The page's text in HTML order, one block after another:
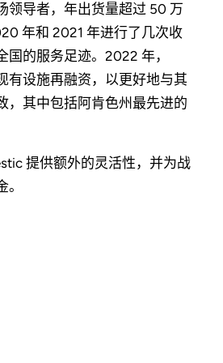
领导者，年出货量超过 50 万
年和 2021 年进行了几次收
国的服务足迹。2022 年，
有设施再融资，以更好地与其
，其中包括阿肯色州最先进的
提供额外的灵活性，并为战